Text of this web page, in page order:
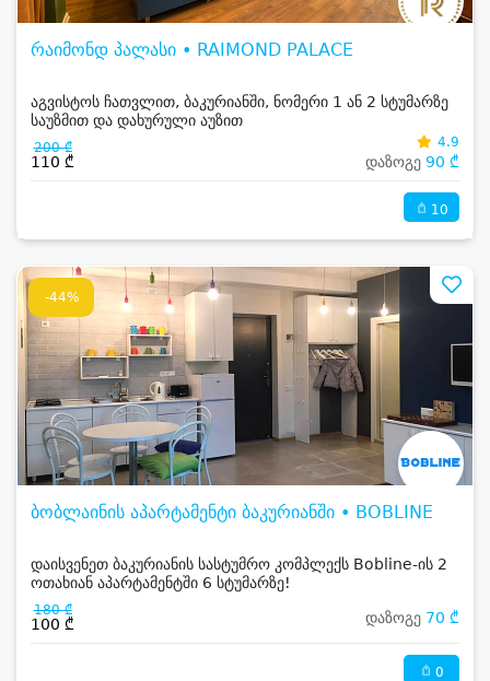
რაიმონდ პალასი • RAIMOND PALACE
აგვისტოს ჩათვლით, ბაკურიანში, ნომერი 1 ან 2 სტუმარზე
საუზმით და დახურული აუზით
200 ₾
110 ₾
4.9
დაზოგე 90 ₾
10
-44%
ბობლაინის აპარტამენტი ბაკურიანში • BOBLINE
დაისვენეთ ბაკურიანის სასტუმრო კომპლექს Bobline-ის 2
ოთახიან აპარტამენტში 6 სტუმარზე!
180 ₾
100 ₾ დაზოგე 70 ₾
0